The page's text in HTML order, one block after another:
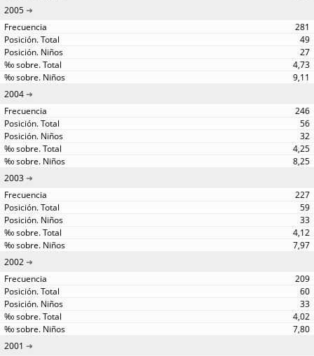
2005
281
49
27
4,73
9,11
2004
246
56
32
4,25
8,25
2003
227
59
33
4,12
7,97
2002
209
60
33
4,02
7,80
2001